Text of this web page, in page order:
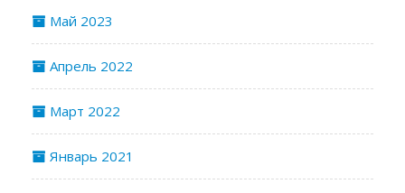
Май 2023
Апрель 2022
Март 2022
Январь 2021